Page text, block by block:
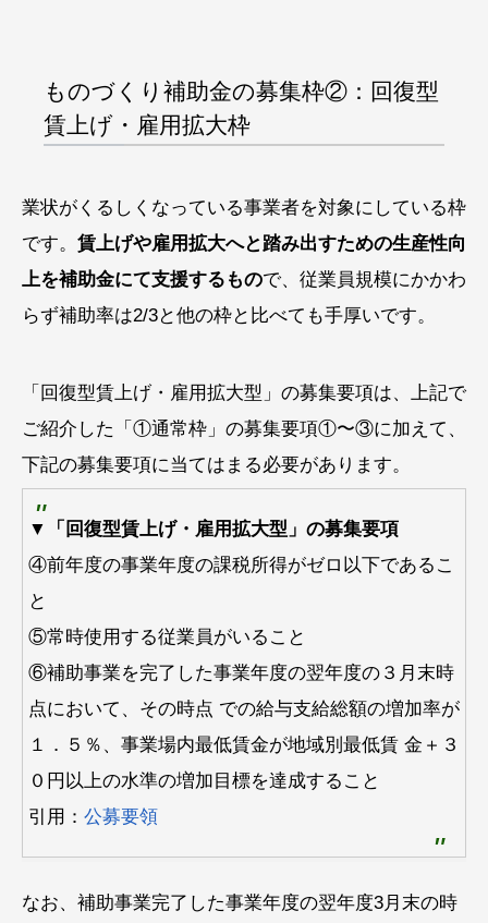
ものづくり補助金の募集枠②：回復型
賃上げ・雇用拡大枠
業状がくるしくなっている事業者を対象にしている枠
です。 賃上げや雇用拡大へと踏み出すための生産性向
上を補助金にて支援するもので、従業員規模にかかわ
らず補助率は2/3と他の枠と比べても手厚いです。
「回復型賃上げ・雇用拡大型」の募集要項は、上記で
ご紹介した「①通常枠」の募集要項①〜③に加えて、
下記の募集要項に当てはまる必要があります。
▼「回復型賃上げ・雇用拡大型」の募集要項
④前年度の事業年度の課税所得がゼロ以下であるこ
と
⑤常時使用する従業員がいること
⑥補助事業を完了した事業年度の翌年度の３月末時
点において、その時点 での給与支給総額の増加率が
１．５％、事業場内最低賃金が地域別最低賃 金＋３
０円以上の水準の増加目標を達成すること
引用： 公募要領
なお、補助事業完了した事業年度の翌年度3月末の時